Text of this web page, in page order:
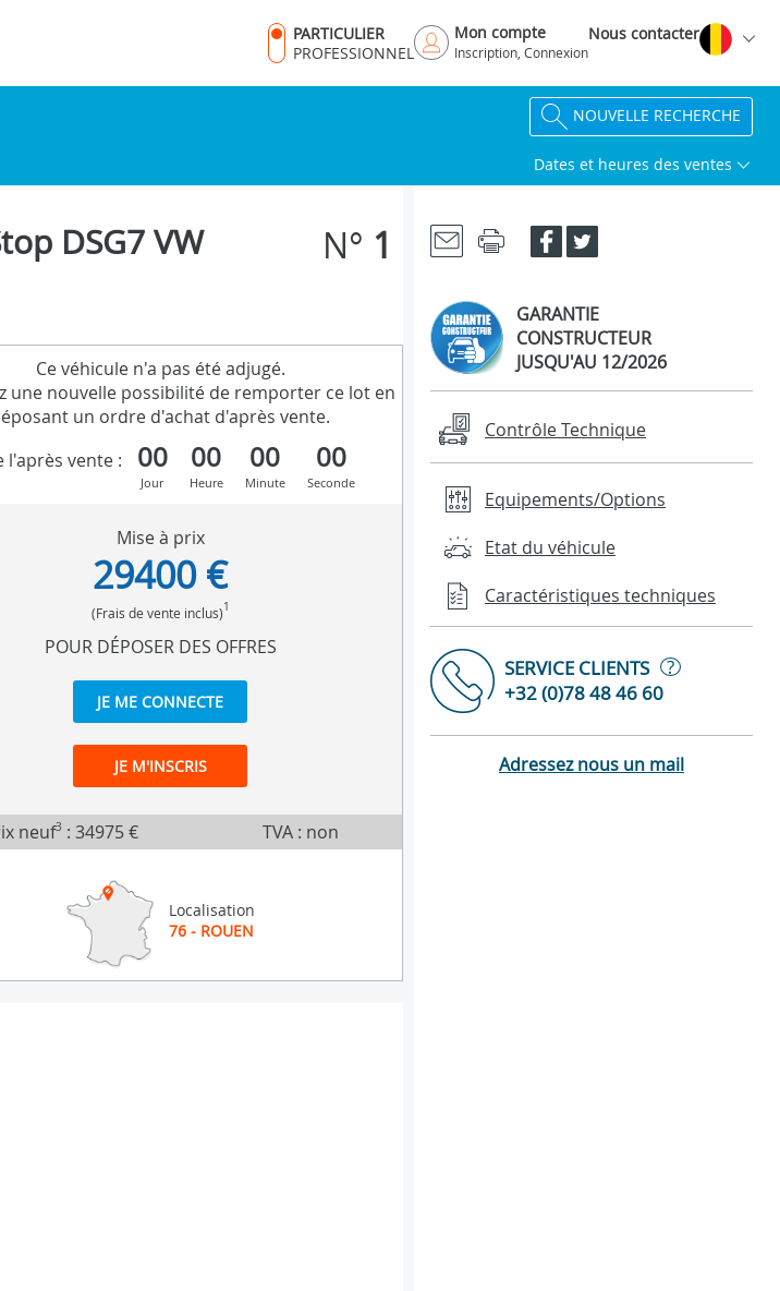
PARTICULIER
PROFESSIONNEL
Mon compte
Inscription, Connexion
Nous contacter
NOUVELLE RECHERCHE
Dates et heures des ventes
DSG7 VW
N° 1
Ce véhicule n'a pas été adjugé.
une nouvelle possibilité de remporter ce lot en
un ordre d'achat d'après vente.
l'après vente :
00
Jour
00
Heure
00
Minute
00
Seconde
Mise à prix
29400 €
(Frais de vente inclus)1
POUR DÉPOSER DES OFFRES
JE ME CONNECTE
JE M'INSCRIS
neuf3 : 34975 € TVA : non
Localisation
76 - ROUEN
GARANTIE
CONSTRUCTEUR
JUSQU'AU 12/2026
Contrôle Technique
Equipements/Options
Etat du véhicule
Caractéristiques techniques
SERVICE CLIENTS
?
+32 (0)78 48 46 60
Adressez nous un mail